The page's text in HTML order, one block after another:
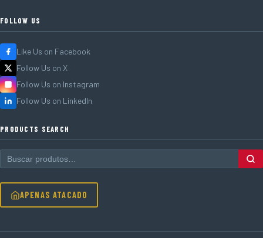
FOLLOW US
Like Us on Facebook
Follow Us on X
Follow Us on Instagram
Follow Us on LinkedIn
PRODUCTS SEARCH
APENAS ATACADO